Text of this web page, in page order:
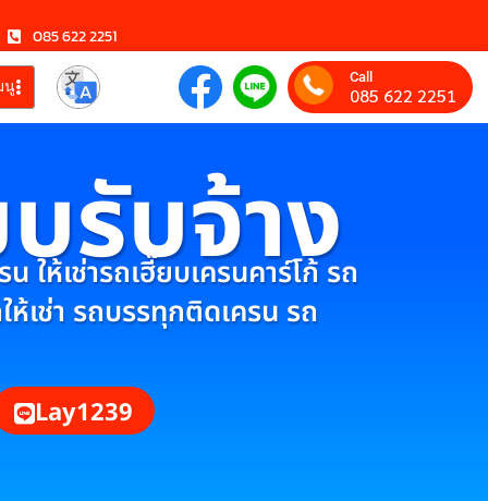
085 622 2251
นู Call
085 622 2251
รับจ้าง
ให้เช่ารถเฮี๊ยบเครนคาร์โก้ รถ
เช่า รถบรรทุกติดเครน รถ
Lay1239